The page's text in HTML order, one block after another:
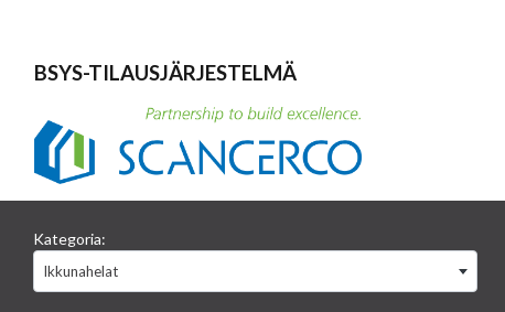
BSYS-TILAUSJÄRJESTELMÄ
Kategoria:
Ikkunahelat